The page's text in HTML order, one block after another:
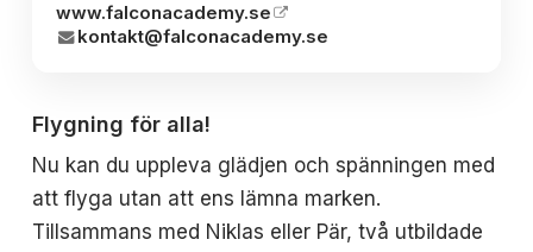
www.falconacademy.se
kontakt@falconacademy.se
Flygning för alla!
Nu kan du uppleva glädjen och spänningen med
att flyga utan att ens lämna marken.
Tillsammans med Niklas eller Pär, två utbildade